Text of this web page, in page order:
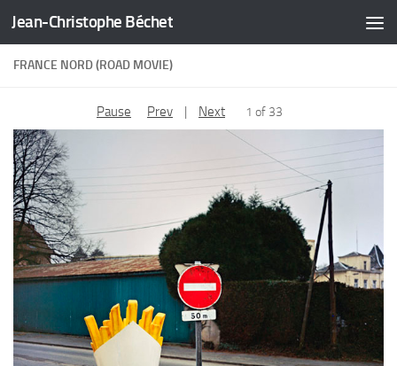
Skip to content
Jean-Christophe Béchet
FRANCE NORD (ROAD MOVIE)
Pause Prev | Next 1 of 33